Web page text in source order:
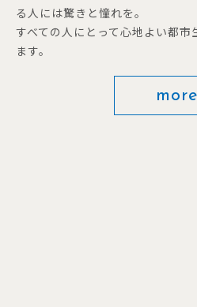
る人には驚きと憧れを。
すべての人にとって心地よい都
ます。
more